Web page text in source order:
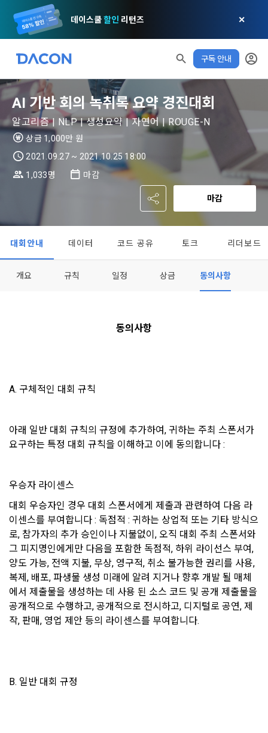
데이스쿨할인 리턴즈 ✕
구독 안내
0 / 800
0 0
비스를 이용하는 조건 및 절차에 관한 필요한 사항을 약속하여
관의 전부에 동의한다는 것을 의미하며 본 약관은 “회원”이 서비
스를 사용하는 동안 계속 유효하다. 본 약관은 저작권 분쟁 정책
의 조항을 포함한다.
제 2 조 (용어의 정의)
이 약관에서 사용하는 용어의 정의는 아래와 같다.
1."사이트"라 함은 "회사"가 서비스를 "회원"에게 제공하기 위하
여 컴퓨터 등 정보 통신 설비를 이용하여 설정한 가상의 영업장
또는 "회사"가 운영하는 아래 웹사이트를 말한다.
가. ***.dacon.io
2. "서비스"라 함은 “대회”, “교육”, “인재풀 등록” 등 사이트에서
제공하는 모든 서비스를 말한다. 그 외 "회사"가 운영하는 사이
트를 통해 개인이 등록한 자료를 DB화하여 각각의 목적에 맞게
분류, 가공, 집계하여 정보를 제공하는 서비스를 포함한다.
4. “인재회원”이라 함은 “데이콘 인재풀 서비스”를 이용하기 위
하여 본인의 개인정보와 프로젝트, 코드 등을 공유한 자로서, 채
우선의 가치로 두고 있습니다. 데이콘주식회사(이하 ‘데이콘’ 또
는 ‘회사’)는 서비스 기획부터 종료까지 정보통신망 이용촉진 및
정보보호 등에 관한 법률(이하 ‘정보통신망법’), 개인정보보호법
1. 개인정보처리방침의 의의
데이콘이 어떤 정보를 수집하고, 수집한 정보를 어떻게 사용하
며, 필요에 따라 누구와 이를 공유(‘위탁 또는 제공’)하며, 이용목
적을 달성한 정보를 언제, 어떻게 파기 하는지 등 ‘개인정보의 한
살이’와 관련한 정보를 투명하게 제공합니다.
정보주체로서 이용자는 자신의 개인정보에 대해 어떤 권리를 가
지고 있으며, 이를 어떤 방법과 절차로 행사할 수 있는지를 알려
드립니다. 또한, 법정대리인(부모 등)이 만14세 미만 아동의 개
개인정보 침해사고가 발생하는 경우, 추가적인 피해를 예방하고
DACON이 제공하는 이용자 맞춤형 서비스 및 상품 추천, 각종
서신우편, 문자(SMS 또는 카카오 알림톡), 푸시, 전화 등을 통해
이용자에게 제공합니다.
- 마케팅 수신 동의는 거부하실 수 있으며 동의 이후에라도 고객
의 의사에 따라 동의를 철회할 수 있습니다.
동의를 거부 하시더라도 DACON에서 제공하는 서비스의 이용
에 제한이 되지 않습니다.
단, 할인, 이벤트 및 이용자 맞춤형 상품 추천 등의 마케팅 정보
안내 서비스가 제한됩니다.
2. 미동의 시 불이익 사항
개인정보보호법 제22조 제5항에 의해 선택정보 사항에 대해서
AI 기반 회의 녹취록 요약 경진대회
알고리즘 | NLP | 생성요약 | 자연어 | ROUGE-N
상금 1,000만 원
2021.09.27 ~ 2021.10.25 18:00
1,033명
마감
마감
대회안내 데이터 코드 공유 토크 리더보드
개요 규칙 일정 상금 동의사항
동의사항
A. 구체적인 대회 규칙
아래 일반 대회 규칙의 규정에 추가하여, 귀하는 주최 스폰서가
요구하는 특정 대회 규칙을 이해하고 이에 동의합니다 :
우승자 라이센스
대회 우승자인 경우 대회 스폰서에게 제출과 관련하여 다음 라
이센스를 부여합니다 : 독점적 : 귀하는 상업적 또는 기타 방식으
로, 참가자의 추가 승인이나 지불없이, 오직 대회 주최 스폰서와
그 피지명인에게만 다음을 포함한 독점적, 하위 라이선스 부여,
양도 가능, 전액 지불, 무상, 영구적, 취소 불가능한 권리를 사용,
복제, 배포, 파생물 생성 미래에 알려 지거나 향후 개발 될 매체
에서 제출물을 생성하는 데 사용 된 소스 코드 및 공개 제출물을
공개적으로 수행하고, 공개적으로 전시하고, 디지털로 공연, 제
작, 판매, 영업 제안 등의 라이센스를 부여합니다.
B. 일반 대회 규정